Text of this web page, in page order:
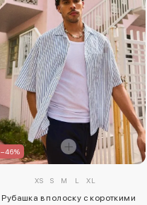
–46%
XS S M L XL
Рубашка в полоску с короткими